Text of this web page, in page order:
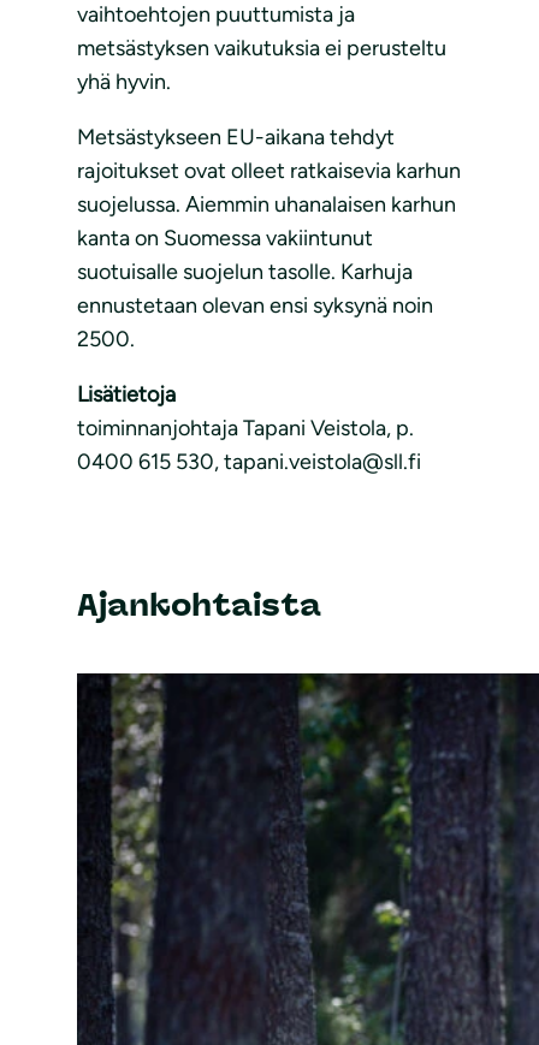
vaihtoehtojen puuttumista ja
metsästyksen vaikutuksia ei perusteltu
yhä hyvin.
Metsästykseen EU-aikana tehdyt
rajoitukset ovat olleet ratkaisevia karhun
suojelussa. Aiemmin uhanalaisen karhun
kanta on Suomessa vakiintunut
suotuisalle suojelun tasolle. Karhuja
ennustetaan olevan ensi syksynä noin
2500.
Lisätietoja
toiminnanjohtaja Tapani Veistola, p.
0400 615 530, tapani.veistola@sll.fi
Ajankohtaista